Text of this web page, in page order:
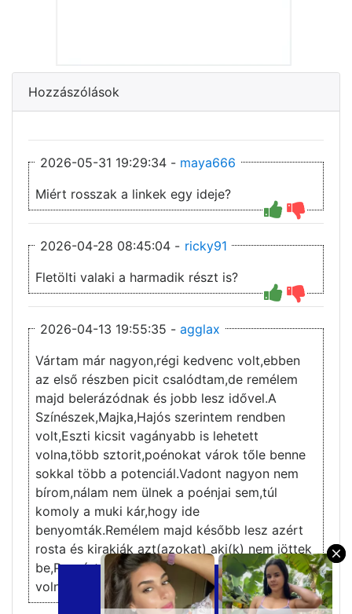
×
Hozzászólások
2026-05-31 19:29:34 - maya666
Miért rosszak a linkek egy ideje?
2026-04-28 08:45:04 - ricky91
Fletölti valaki a harmadik részt is?
2026-04-13 19:55:35 - agglax
3
Vártam már nagyon,régi kedvenc volt,ebben
az első részben picit csalódtam,de remélem
majd belerázódnak és jobb lesz idővel.A
Színészek,Majka,Hajós szerintem rendben
volt,Eszti kicsit vagányabb is lehetett
volna,több sztorit,poénokat várok tőle benne
sokkal több a potenciál.Vadont nagyon nem
bírom,nálam nem ülnek a poénjai sem,túl
komoly a muki kár,hogy ide
benyomták.Remélem majd később lesz azért
rosta és kirakják azt(azokat) aki(k) nem jöttek
be,Puzsért én pl beraktam volna,na ott lett
volna sztori a javából.